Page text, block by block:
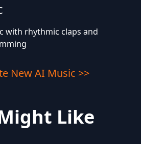
with rhythmic claps and
New AI Music >>
Like